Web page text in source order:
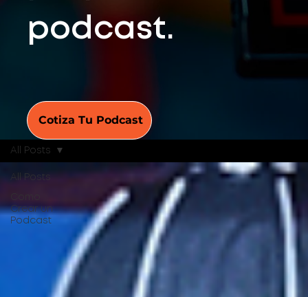
podcast.
Cotiza Tu Podcast
All Posts
Crear un
Podcast
All Posts